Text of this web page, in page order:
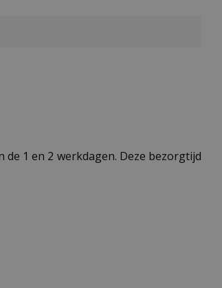
1 en 2 werkdagen. Deze bezorgtijd